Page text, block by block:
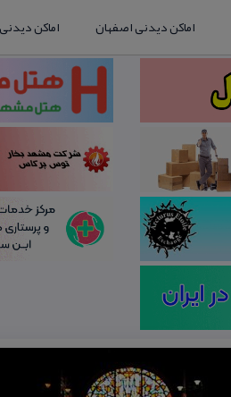
اماکن دیدنی اصفهان اماکن